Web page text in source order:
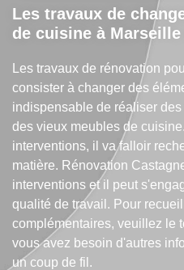
Les travaux de
de cuisine à Marseille
Les travaux de rénovation
consister à changer des
indispensable de réaliser
des vieux meubles de
interventions, il va falloir
matière. Rénovation
interventions et il peut
qualité de travail. Pour
complémentaires, veuillez le
vous avez besoin d'autres
un coup de fil.